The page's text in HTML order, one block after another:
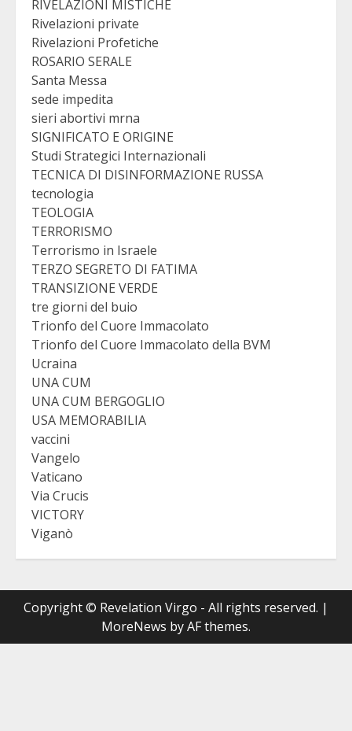
RIVELAZIONI MISTICHE
Rivelazioni private
Rivelazioni Profetiche
ROSARIO SERALE
Santa Messa
sede impedita
sieri abortivi mrna
SIGNIFICATO E ORIGINE
Studi Strategici Internazionali
TECNICA DI DISINFORMAZIONE RUSSA
tecnologia
TEOLOGIA
TERRORISMO
Terrorismo in Israele
TERZO SEGRETO DI FATIMA
TRANSIZIONE VERDE
tre giorni del buio
Trionfo del Cuore Immacolato
Trionfo del Cuore Immacolato della BVM
Ucraina
UNA CUM
UNA CUM BERGOGLIO
USA MEMORABILIA
vaccini
Vangelo
Vaticano
Via Crucis
VICTORY
Viganò
Copyright © Revelation Virgo - All rights reserved. |
MoreNews by AF themes.